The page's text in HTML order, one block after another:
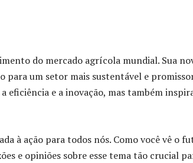
do mercado agrícola mundial. Sua
para um setor mais sustentável e
eficiência e a inovação, mas também
à ação para todos nós. Como você vê o
e opiniões sobre esse tema tão crucial